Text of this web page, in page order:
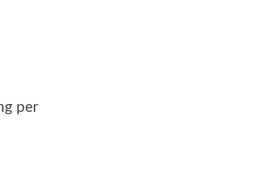
per